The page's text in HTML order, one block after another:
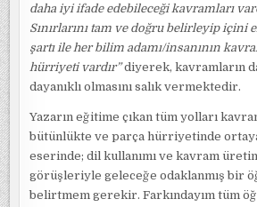
daha iyi ifade edebileceği kavramları
Sınırlarını tam ve doğru belirleyip
şartı ile her bilim adamı/insanının
hürriyeti vardır”diyerek, kavramların
dayanıklı olmasını salık vermektedir.
Yazarın eğitime çıkan tüm yolları
bütünlükte ve parça hürriyetinde
eserinde; dil kullanımı ve kavram
görüşleriyle geleceğe odaklanmış bir
belirtmem gerekir. Farkındayım tüm